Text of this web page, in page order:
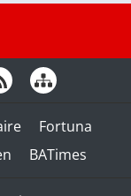
Fortuna
BATimes